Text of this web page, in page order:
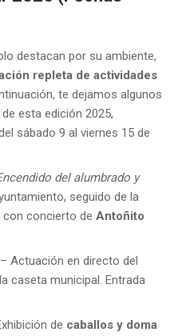
destacan por su ambiente,
repleta de actividades
te dejamos algunos
esta edición 2025,
sábado 9 al viernes 15 de
del alumbrado y
seguido de la
con concierto de Antoñito
– Actuación en directo del
caseta municipal. Entrada
de caballos y doma